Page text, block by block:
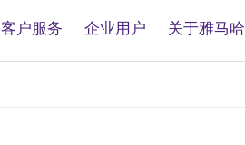
客户服务 企业用户 关于雅马哈